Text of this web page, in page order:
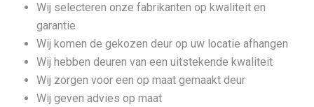
Wij selecteren onze fabrikanten op kwaliteit en
garantie
Wij komen de gekozen deur op uw locatie afhangen
Wij hebben deuren van een uitstekende kwaliteit
Wij zorgen voor een op maat gemaakt deur
Wij geven advies op maat